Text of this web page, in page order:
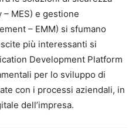
MES) e gestione
– EMM) si sfumano
più interessanti si
Development Platform
per lo sviluppo di
con i processi aziendali, in
dell’impresa.